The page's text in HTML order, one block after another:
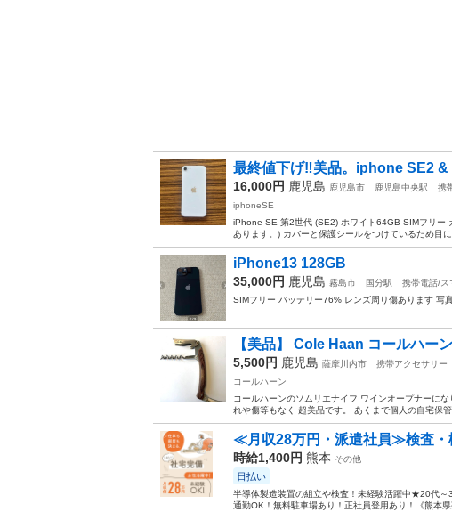
最終値下げ‼️美品。iphone SE2 &
16,000円 鹿児島 鹿児島市 鹿児島中央駅
携
iphoneSE
iPhone SE 第2世代 (SE2) ホワイト64GB SIMフリー
あります。) カバーと保護シールをつけているため目
iPhone13 128GB
35,000円 鹿児島 霧島市 国分駅
携帯電話/ス
SIMフリー バッテリー76% レンズ周り傷あります 写
【美品】 Cole Haan コールハ
5,500円 鹿児島 薩摩川内市
携帯アクセサリー
コールハーン
コールハーンのソムリエナイフ ワインオープナーに
れや傷等もなく 超美品です。 あくまで個人の自宅保
≪月収28万円・派遣社員≫検査・
時給1,400円 熊本 その他
日払い
半導体製造装置の組立や検査！未経験活躍中★20代
通勤OK！無料駐車場あり！正社員登用あり！《熊本